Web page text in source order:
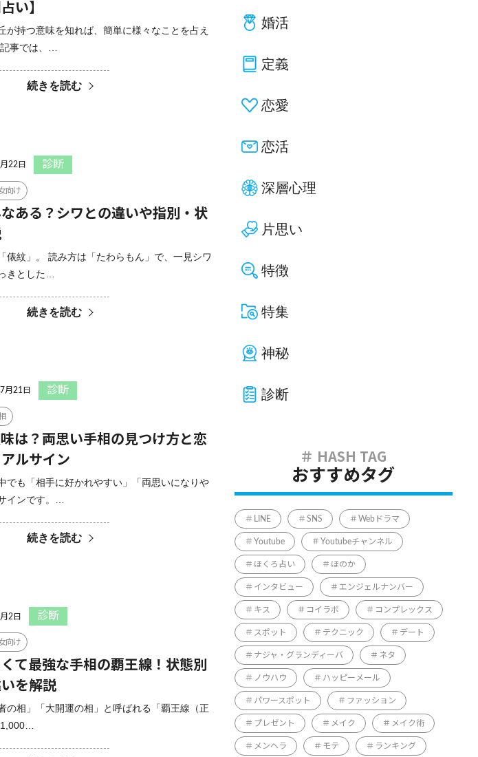
い】
が持つ意味を知れば、簡単に様々なことを占え
事では、…
続きを読む
22日 診断
向け
ある？シワとの違いや指別・状
俵紋」。 読み方は「たわらもん」で、一見シワ
きとした…
続きを読む
月21日 診断
味は？両思い手相の見つけ方と恋
ルサイン
でも「相手に好かれやすい」「両思いになりや
インです。…
続きを読む
2日 診断
向け
くて最強な手相の覇王線！状態別
を解説
の相」「大開運の相」と呼ばれる「覇王線（正
1,000…
婚活
定義
恋愛
恋活
深層心理
片思い
特徴
特集
神秘
診断
おすすめタグ
LINE SNS Webドラマ
Youtube Youtubeチャンネル
ほくろ占い ほのか
インタビュー エンジェルナンバー
キス コイラボ コンプレックス
スポット テクニック デート
ナジャ・グランディーバ ネタ
ノウハウ ハッピーメール
パワースポット ファッション
プレゼント メイク メイク術
メンヘラ モテ ランキング